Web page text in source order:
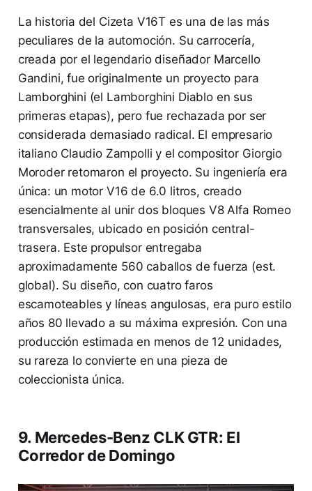
La historia del Cizeta V16T es una de las más
peculiares de la automoción. Su carrocería,
creada por el legendario diseñador Marcello
Gandini, fue originalmente un proyecto para
Lamborghini (el Lamborghini Diablo en sus
primeras etapas), pero fue rechazada por ser
considerada demasiado radical. El empresario
italiano Claudio Zampolli y el compositor Giorgio
Moroder retomaron el proyecto. Su ingeniería era
única: un motor V16 de 6.0 litros, creado
esencialmente al unir dos bloques V8 Alfa Romeo
transversales, ubicado en posición central-
trasera. Este propulsor entregaba
aproximadamente 560 caballos de fuerza (est.
global). Su diseño, con cuatro faros
escamoteables y líneas angulosas, era puro estilo
años 80 llevado a su máxima expresión. Con una
producción estimada en menos de 12 unidades,
su rareza lo convierte en una pieza de
coleccionista única.
9. Mercedes-Benz CLK GTR: El
Corredor de Domingo